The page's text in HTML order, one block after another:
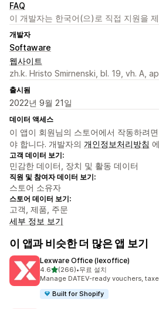
FAQ
이 개발자는 한국어(으)로 직접 지원을
개발자
Softaware
웹사이트
zh.k. Hristo Smirnenski, bl. 19, vh. A,
출시됨
2022년 9월 21일
데이터 액세스
이 앱이 회원님의 스토어에서 작동하려
야 합니다. 개발자의 개인정보처리방침
고객 데이터 보기:
민감한 데이터, 장치 및 활동 데이터
직원 및 참여자 데이터 보기:
스토어 소유자
스토어 데이터 보기:
고객, 제품, 주문
세부 정보 보기
이 앱과 비슷한 더 많은 앱 보기
Lexware Office (lexoffice)
4.6별 5개 중
(266)
총 리뷰 266개
•무료 설치
Manage DATEV-ready vouchers,
Built for Shopify